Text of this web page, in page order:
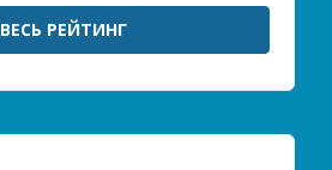
ВЕСЬ РЕЙТИНГ